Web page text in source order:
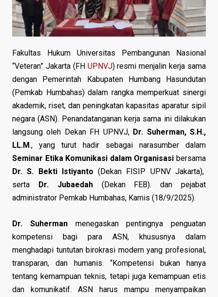
Fakultas Hukum Universitas Pembangunan Nasional
“Veteran” Jakarta (FH UPNVJ) resmi menjalin kerja sama
dengan Pemerintah Kabupaten Humbang Hasundutan
(Pemkab Humbahas) dalam rangka memperkuat sinergi
akademik, riset, dan peningkatan kapasitas aparatur sipil
negara (ASN). Penandatanganan kerja sama ini dilakukan
langsung oleh Dekan FH UPNVJ, Dr. Suherman, S.H.,
LL.M., yang turut hadir sebagai narasumber dalam
Seminar Etika Komunikasi dalam Organisasi bersama
Dr. S. Bekti Istiyanto (Dekan FISIP UPNV Jakarta),
serta Dr. Jubaedah(Dekan FEB). dan pejabat
administrator Pemkab Humbahas, Kamis (18/9/2025).
Dr. Suhermanmenegaskan pentingnya penguatan
kompetensi bagi para ASN, khususnya dalam
menghadapi tuntutan birokrasi modern yang profesional,
transparan, dan humanis. “Kompetensi bukan hanya
tentang kemampuan teknis, tetapi juga kemampuan etis
dan komunikatif. ASN harus mampu menyampaikan